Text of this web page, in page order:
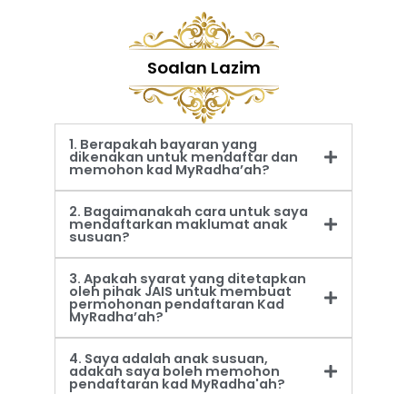
Soalan Lazim
1. Berapakah bayaran yang
dikenakan untuk mendaftar dan
memohon kad MyRadha’ah?
2. Bagaimanakah cara untuk saya
mendaftarkan maklumat anak
susuan?
3. Apakah syarat yang ditetapkan
oleh pihak JAIS untuk membuat
permohonan pendaftaran Kad
MyRadha’ah?
4. Saya adalah anak susuan,
adakah saya boleh memohon
pendaftaran kad MyRadha'ah?